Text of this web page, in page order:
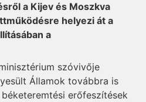
a Kijev és Moszkva
helyezi át a
a
szóvivője
Államok továbbra is
erőfeszítések